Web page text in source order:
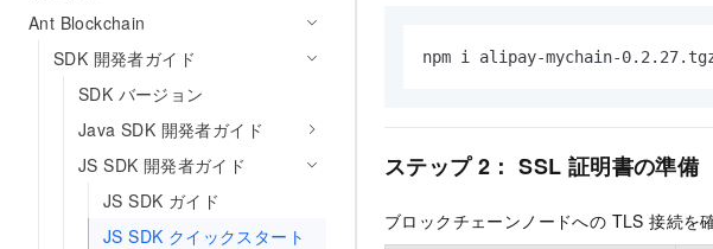
Ant Blockchain
SDK 開発者ガイド
SDK バージョン
Java SDK 開発者ガイド
JS SDK 開発者ガイド
JS SDK ガイド
JS SDK クイックスタート
npm i alipay-mychain-
ステップ 2： SSL 証明書の準備
ブロックチェーンノードへの TLS 接続を